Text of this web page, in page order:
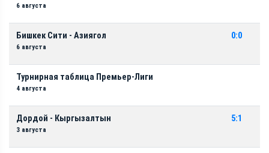
6 августа
Бишкек Сити - Азиягол
6 августа
0:0
Турнирная таблица Премьер-Лиги
4 августа
Дордой - Кыргызалтын
3 августа
5:1